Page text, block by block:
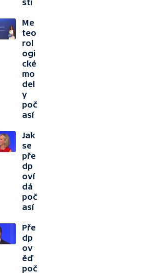
sti
Me
teo
rol
ogi
cké
mo
del
y
poč
así
Jak
se
pře
dp
oví
dá
poč
así
Pře
dp
ov
ěď
poč